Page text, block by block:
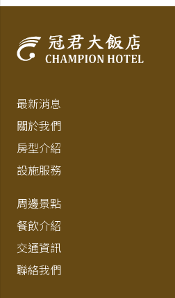
最新消息
關於我們
房型介紹
設施服務
周邊景點
餐飲介紹
交通資訊
聯絡我們